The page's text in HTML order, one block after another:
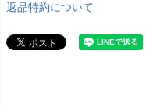
返品特約について